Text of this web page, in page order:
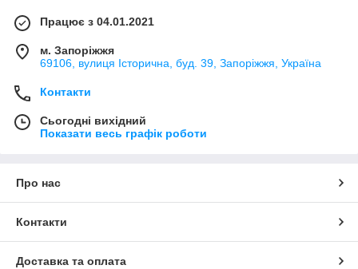
Працює з 04.01.2021
м. Запоріжжя
69106, вулиця Історична, буд. 39, Запоріжжя, Україна
Контакти
Сьогодні вихідний
Показати весь графік роботи
Про нас
Контакти
Доставка та оплата